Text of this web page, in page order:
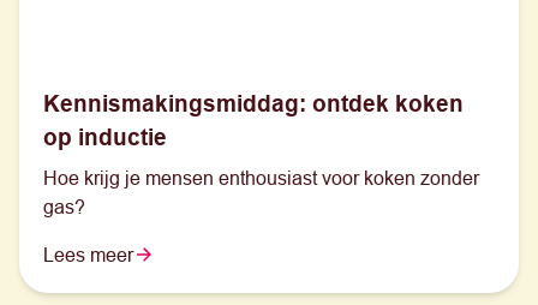
Kennismakingsmiddag: ontdek koken
op inductie
Hoe krijg je mensen enthousiast voor koken zonder
gas?
Lees meer